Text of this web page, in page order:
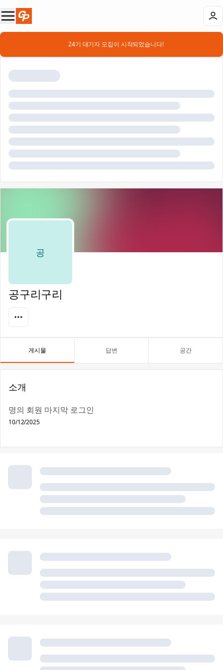
📣 24기 대기자 모집이 시작되었습니다!
공
공구리구리
게시물 답변 공간
소개
명의 회원 마지막 로그인
10/12/2025